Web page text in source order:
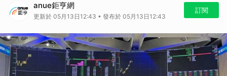
anue鉅亨網
更新於 05月13日12:43 • 發布於 05月13日12:43
訂閱